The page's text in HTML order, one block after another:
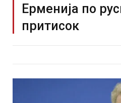
Ерменија по
притисок